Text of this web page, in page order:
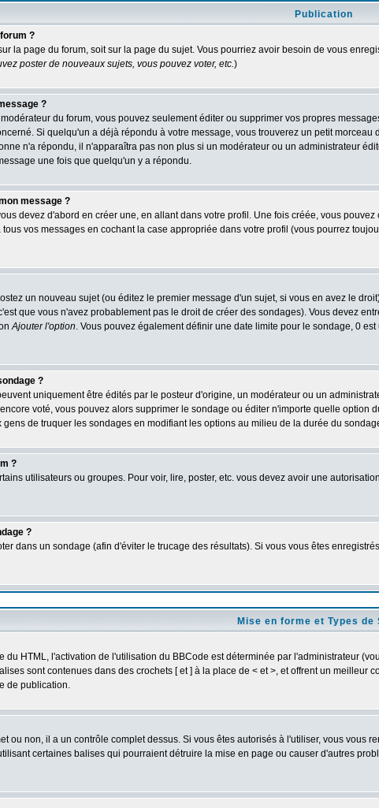
Publication
?
la page du forum, soit sur la page du sujet. Vous pourriez avoir besoin de vous
poster de nouveaux sujets, vous pouvez voter, etc.)
?
du forum, vous pouvez seulement éditer ou supprimer vos propres
Si quelqu'un a déjà répondu à votre message, vous trouverez un petit
n'a répondu, il n'apparaîtra pas non plus si un modérateur ou un administrateur
une fois que quelqu'un y a répondu.
message ?
devez d'abord en créer une, en allant dans votre profil. Une fois créée, vous
vos messages en cochant la case appropriée dans votre profil (vous pourrez
un nouveau sujet (ou éditez le premier message d'un sujet, si vous en avez le
que vous n'avez probablement pas le droit de créer des sondages). Vous devez
Ajouter l'option. Vous pouvez également définir une date limite pour le sondage, 0
?
uniquement être édités par le posteur d'origine, un modérateur ou un
voté, vous pouvez alors supprimer le sondage ou éditer n'importe quelle
gens de truquer les sondages en modifiant les options au milieu de la durée du
?
utilisateurs ou groupes. Pour voir, lire, poster, etc. vous devez avoir une
?
dans un sondage (afin d'éviter le trucage des résultats). Si vous vous êtes
Mise en forme et Types de
du HTML, l'activation de l'utilisation du BBCode est déterminée par l'administrateur
sont contenues dans des crochets [ et ] à la place de < et >, et offrent un
de publication.
ou non, il a un contrôle complet dessus. Si vous êtes autorisés à l'utiliser, vous vous
certaines balises qui pourraient détruire la mise en page ou causer d'autres